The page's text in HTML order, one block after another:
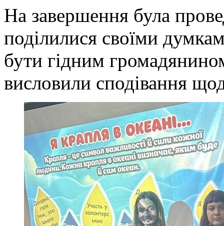
На завершення була
поділилися своїми
бути гідним
висловили сподівання